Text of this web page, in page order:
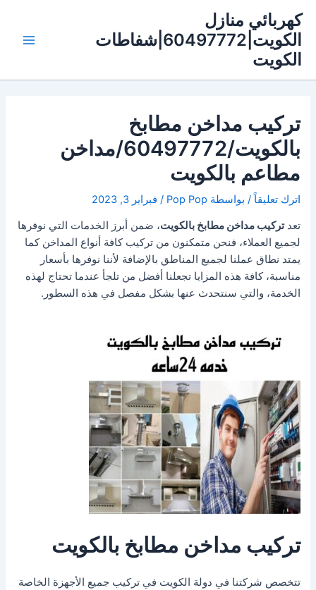
المحتوى
كهربائي منازل
الكويت|60497772|شفاطات
الكويت
تركيب مداخن مطابخ
بالكويت/60497772/مداخن
مطاعم بالكويت
اترك تعليقاً / بواسطة Pop Pop
/ فبراير 3, 2023
تعدتركيب مداخن مطابخ بالكويت، ضمن أبرز الخدمات التي نوفرها
لجميع العملاء، فنحن متمكنون من تركيب كافة أنواع المداخن كما
يمتد نطاق عملنا لجميع المناطق بالإضافة لأننا نوفرها بأسعار
مناسبة، كافة هذه المزايا تجعلنا أفضل من تلجأ عندما تحتاج لهذه
الخدمة، والتي سنتحدث عنها بشكل مفصل في هذه السطور.
تركيب مداخن مطابخ بالكويت
تتخصص شركتنا في دولة الكويت في تركيب جميع الأجهزة الخاصة